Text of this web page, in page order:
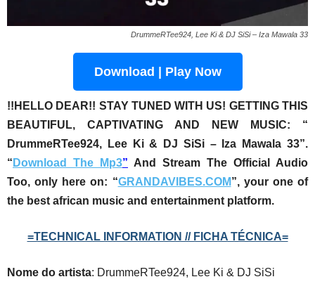
DrummeRTee924, Lee Ki & DJ SiSi – Iza Mawala 33
Download | Play Now
!!HELLO DEAR!! STAY TUNED WITH US! GETTING THIS
BEAUTIFUL, CAPTIVATING AND NEW MUSIC: “
DrummeRTee924, Lee Ki & DJ SiSi – Iza Mawala 33”.
“ Download The Mp3” And Stream The Official Audio
Too, only here on: “GRANDAVIBES.COM”, your one of
the best african music and entertainment platform.
=TECHNICAL INFORMATION // FICHA TÉCNICA=
Nome do artista: DrummeRTee924, Lee Ki & DJ SiSi